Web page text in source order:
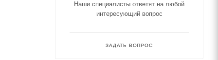
Наши специалисты ответят на любой
интересующий вопрос
ЗАДАТЬ ВОПРОС